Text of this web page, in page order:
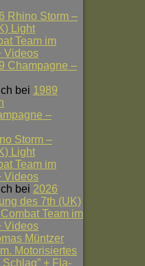
Rhino Storm –
Light
Team im
Videos
Champagne –
bei 1989
–
Storm –
Light
Team im
Videos
bei 2026
des 7th (UK)
Team im
Videos
Müntzer
Motorisiertes
+ Fla-